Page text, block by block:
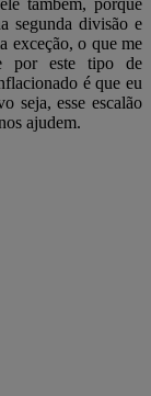
segunda divisão e
exceção, o que me
por este tipo de
é que eu
seja, esse escalão
ajudem.